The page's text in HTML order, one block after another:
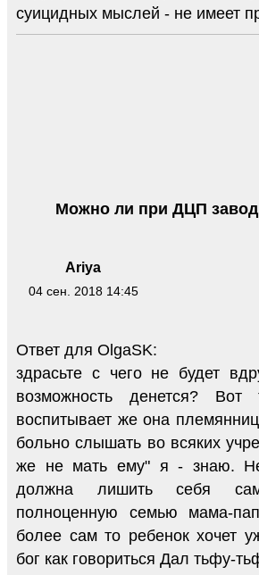
суицидных мыслей - не имеет
Ariya
04 сен. 2018 14:45
Можно ли при ДЦП
Ответ для OlgaSK:
здрасьте с чего не будет
возможность денется?
воспитывает же она
больно слышать во всяких
же не мать ему" я - знаю.
должна лишить себя
полноценную семью мама-
более сам то ребенок хочет
бог как говориться Дал тьфу-